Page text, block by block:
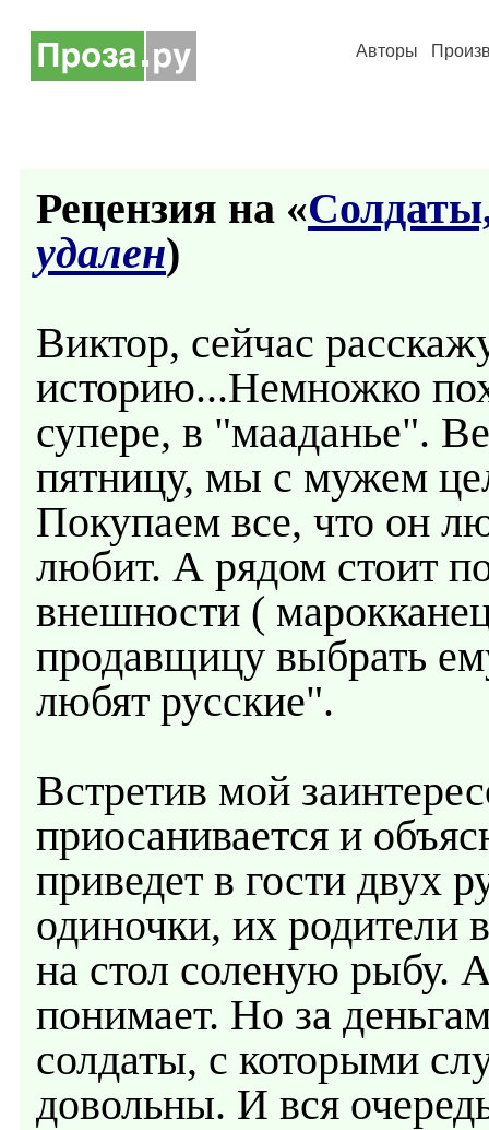
Авторы
Рецензия на «
удален)
Виктор, сейчас
историю...Немножко
супере, в "мааданье".
пятницу, мы с мужем
Покупаем все, что он
любит. А рядом стоит
внешности (
продавщицу выбрать
любят русские".
Встретив мой
приосанивается и
приведет в гости двух
одиночки, их родители
на стол соленую рыбу.
понимает. Но за
солдаты, с которыми
довольны. И вся